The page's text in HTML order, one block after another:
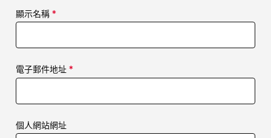
顯示名稱 *
電子郵件地址 *
個人網站網址